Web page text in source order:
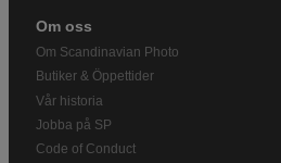
Om oss
Om Scandinavian Photo
Butiker & Öppettider
Vår historia
Jobba på SP
Code of Conduct